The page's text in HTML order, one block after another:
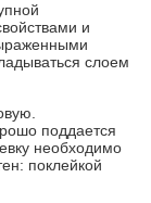
и
слоем
поддается
необходимо
поклейкой